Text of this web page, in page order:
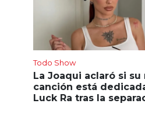
Todo Show
La Joaqui aclaró si su
canción está
Luck Ra tras la